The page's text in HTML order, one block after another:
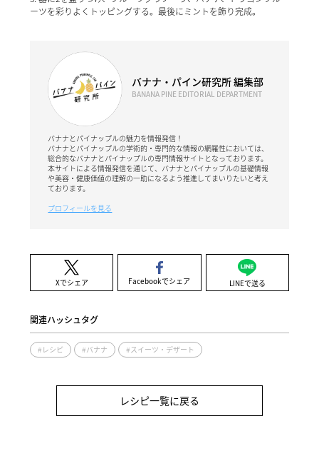
ーツを彩りよくトッピングする。最後にミントを飾り完成。
バナナ・パイン研究所 編集部
BANANA PINE EDITORIAL DEPARTMENT
バナナとパイナップルの魅力を情報発信！
バナナとパイナップルの学術的・専門的な情報の網羅性においては、
総合的なバナナとパイナップルの専門情報サイトとなっております。
本サイトによる情報発信を通じて、バナナとパイナップルの基礎情報
や美容・健康価値の理解の一助になるよう推進してまいりたいと考え
ております。
プロフィールを見る
Xでシェア Facebookでシェア LINEで送る
関連ハッシュタグ
#レシピ #バナナ #スイーツ・デザート
レシピ一覧に戻る